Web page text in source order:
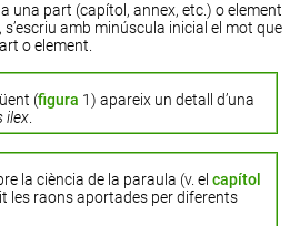
una part (capítol, annex, etc.) o element
amb minúscula inicial el mot que
o element.
(figura 1) apareix un detall d’una
ilex.
la ciència de la paraula (v. el capítol
les raons aportades per diferents